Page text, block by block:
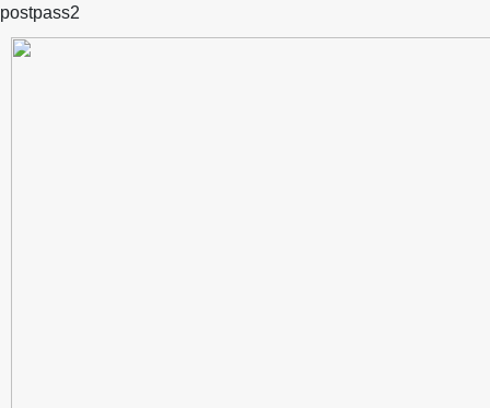
postpass2